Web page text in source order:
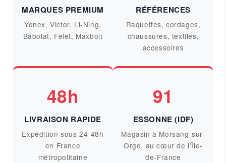
MARQUES PREMIUM
Yonex, Victor, Li-Ning,
Babolat, Felet, Maxbolt
RÉFÉRENCES
Raquettes, cordages,
chaussures, textiles,
accessoires
48h
LIVRAISON RAPIDE
Expédition sous 24-48h
en France
métropolitaine
91
ESSONNE (IDF)
Magasin à Morsang-sur-
Orge, au cœur de l’Île-
de-France